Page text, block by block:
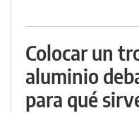
Colocar un
aluminio
para qué